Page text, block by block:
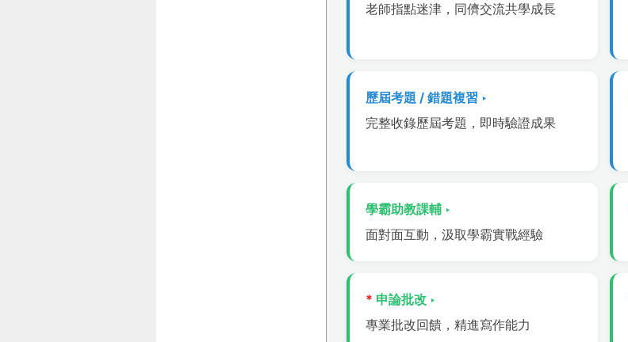
老師指點迷津，同儕交流共學成長
歷屆考題 / 錯題複習 ‣
完整收錄歷屆考題，即時驗證成果
學霸助教課輔 ‣
面對面互動，汲取學霸實戰經驗
* 申論批改 ‣
專業批改回饋，精進寫作能力